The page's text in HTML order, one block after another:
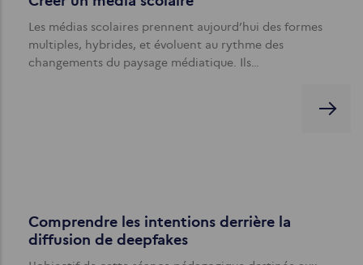
Les médias scolaires prennent aujourd’hui des formes
multiples, hybrides, et évoluent au rythme des
changements du paysage médiatique. Ils…
Comprendre les intentions derrière la
diffusion de deepfakes